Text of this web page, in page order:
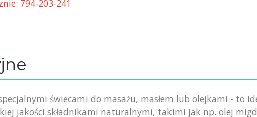
794-203-241
świecami do masażu, masłem lub olejkami - to
jakości składnikami naturalnymi, takimi jak np. olej